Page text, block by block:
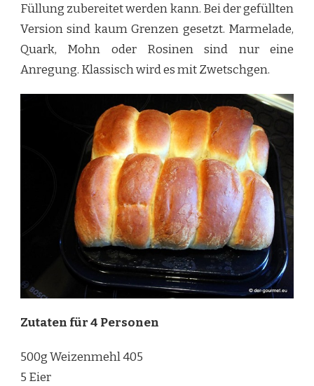
Füllung zubereitet werden kann. Bei der gefüllten
Version sind kaum Grenzen gesetzt. Marmelade,
Quark, Mohn oder Rosinen sind nur eine
Anregung. Klassisch wird es mit Zwetschgen.
Zutaten für 4 Personen
500g Weizenmehl 405
5 Eier